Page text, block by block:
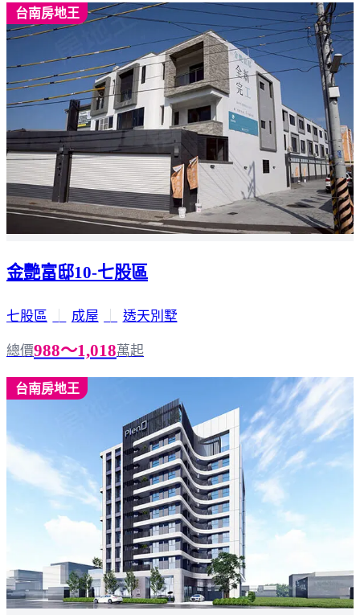
台南房地王
金艷富邸10-七股區
七股區 成屋 透天別墅
總價988～1,018萬起
台南房地王